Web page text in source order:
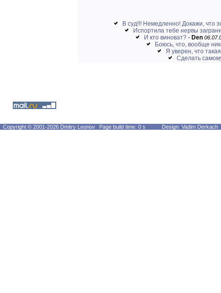
В суд!!! Немедленно! Докажи, что
Испортила тебе нервы
И кто виноват? - Den
Боюсь, что, вообще
Я уверен, что
Сделать
Copyright © 2001-2026 Dmitry Leonov Page build time: 0 s Design: Vadim Derkach